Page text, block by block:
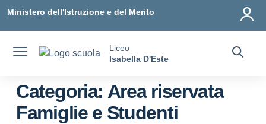
Ministero dell'Istruzione e del Merito
Liceo
Isabella D'Este
Categoria: Area riservata
Famiglie e Studenti